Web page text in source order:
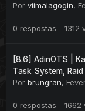
Por viimalagogin,
0 respostas 1312
[8.6] AdinOTS |
Task System,
Por brungran,
0 respostas 1662